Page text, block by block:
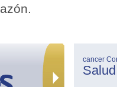
cancer
Salud